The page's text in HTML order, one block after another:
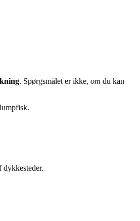
. Spørgsmålet er ikke, om du kan